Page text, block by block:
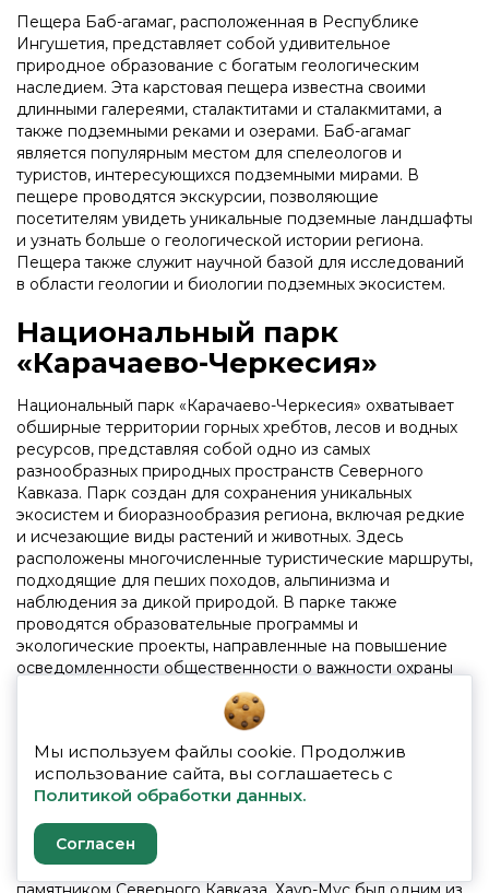
Пещера Баб-агамаг, расположенная в Республике
Ингушетия, представляет собой удивительное
природное образование с богатым геологическим
наследием. Эта карстовая пещера известна своими
длинными галереями, сталактитами и сталакмитами, а
также подземными реками и озерами. Баб-агамаг
является популярным местом для спелеологов и
туристов, интересующихся подземными мирами. В
пещере проводятся экскурсии, позволяющие
посетителям увидеть уникальные подземные ландшафты
и узнать больше о геологической истории региона.
Пещера также служит научной базой для исследований
в области геологии и биологии подземных экосистем.
Национальный парк
«Карачаево-Черкесия»
Национальный парк «Карачаево-Черкесия» охватывает
обширные территории горных хребтов, лесов и водных
ресурсов, представляя собой одно из самых
разнообразных природных пространств Северного
Кавказа. Парк создан для сохранения уникальных
экосистем и биоразнообразия региона, включая редкие
и исчезающие виды растений и животных. Здесь
расположены многочисленные туристические маршруты,
подходящие для пеших походов, альпинизма и
наблюдения за дикой природой. В парке также
проводятся образовательные программы и
экологические проекты, направленные на повышение
осведомленности общественности о важности охраны
природы. Национальный парк «Карачаево-Черкесия»
является прекрасным местом для тех, кто стремится к
активному отдыху и хочет насладиться первозданной
красотой Кавказских гор.
Древний город Хаур-Мус
Древний город Хаур-Мус, расположенный в Южной
Осетии, является важным историко-археологическим
Мы используем файлы cookie. Продолжив
использование сайта, вы соглашаетесь с
Политикой обработки данных.
Согласен